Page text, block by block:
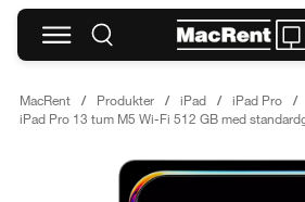
MacRent Produkter iPad
iPad Pro
iPad Pro 13 tum M5 Wi-Fi 512 GB med